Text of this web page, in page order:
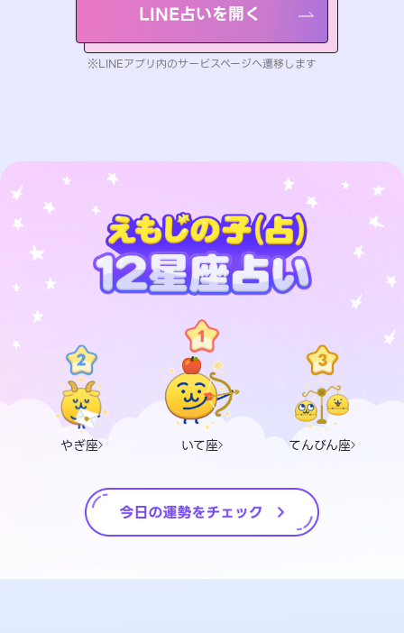
LINE占いを開く
※LINEアプリ内のサービスページへ遷移します
やぎ座 いて座 てんびん座